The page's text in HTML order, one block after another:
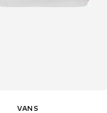
VANS